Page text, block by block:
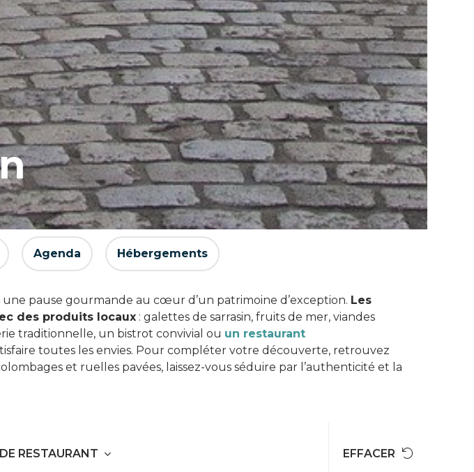
Agenda Hébergements
pause gourmande au cœur d’un patrimoine d’exception. Les
des produits locaux : galettes de sarrasin, fruits de mer, viandes
traditionnelle, un bistrot convivial ou un restaurant
toutes les envies. Pour compléter votre découverte, retrouvez
et ruelles pavées, laissez-vous séduire par l’authenticité et la
RESTAURANT EFFACER